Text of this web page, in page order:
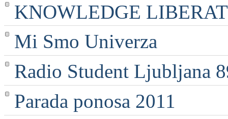
KNOWLEDGE
Mi Smo Univerza
Radio Student Ljubljana
Parada ponosa 2011